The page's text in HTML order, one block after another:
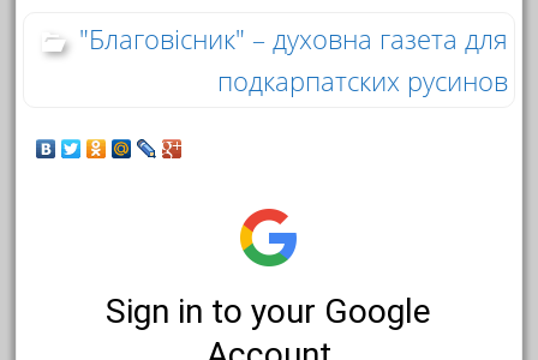
"Благовісник" – духовна газета для
подкарпатских русинов